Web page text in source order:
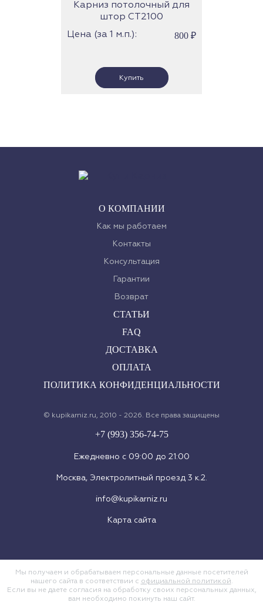
Карниз потолочный для
штор СТ2100
Цена (за 1 м.п.):
800 ₽
О КОМПАНИИ
Как мы работаем
Контакты
Консультация
Гарантии
Возврат
СТАТЬИ
FAQ
ДОСТАВКА
ОПЛАТА
ПОЛИТИКА КОНФИДЕНЦИАЛЬНОСТИ
© kupikarniz.ru, 2010 - 2026. Все права защищены
+7 (993) 356-74-75
Eжедневно с 09:00 до 21:00
Москва, Электролитный проезд 3 к.2.
info@kupikarniz.ru
Карта сайта
Мы получаем и обрабатываем персональные данные посетителей
нашего сайта в соответствии с официальной политикой.
Если вы не даете согласия на обработку своих персональных данных,
вам необходимо покинуть наш сайт.